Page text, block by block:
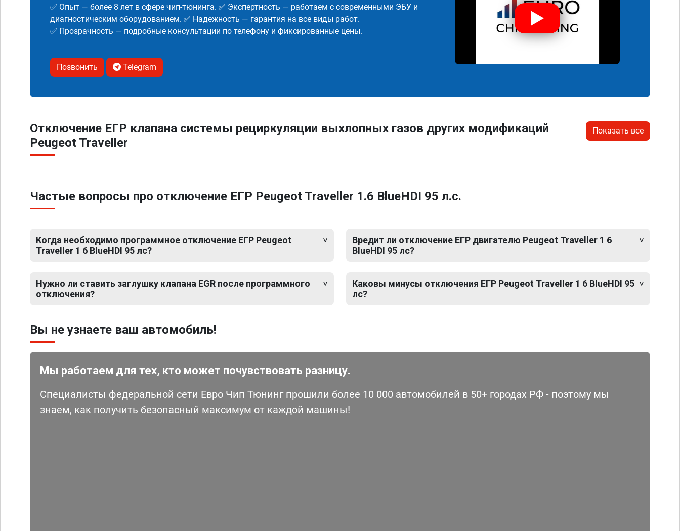
✅ Опыт — более 8 лет в сфере чип-тюнинга. ✅ Экспертность — работаем с современными ЭБУ и
диагностическим оборудованием. ✅ Надежность — гарантия на все виды работ.
✅ Прозрачность — подробные консультации по телефону и фиксированные цены.
Позвонить Telegram
Отключение ЕГР клапана системы рециркуляции выхлопных газов других модификаций
Peugeot Traveller
Показать все
Частые вопросы про отключение ЕГР Peugeot Traveller 1.6 BlueHDI 95 л.с.
Когда необходимо программное отключение ЕГР Peugeot
Traveller 1 6 BlueHDI 95 лс?
Нужно ли ставить заглушку клапана EGR после программного
отключения?
Вредит ли отключение ЕГР двигателю Peugeot Traveller 1 6
BlueHDI 95 лс?
Каковы минусы отключения ЕГР Peugeot Traveller 1 6 BlueHDI 95
лс?
Вы не узнаете ваш автомобиль!
Мы работаем для тех, кто может почувствовать разницу.
Специалисты федеральной сети Евро Чип Тюнинг прошили более 10 000 автомобилей в 50+ городах РФ - поэтому мы
знаем, как получить безопасный максимум от каждой машины!